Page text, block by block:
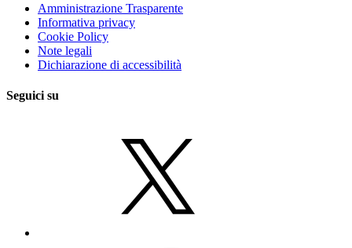
Amministrazione Trasparente
Informativa privacy
Cookie Policy
Note legali
Dichiarazione di accessibilità
Seguici su